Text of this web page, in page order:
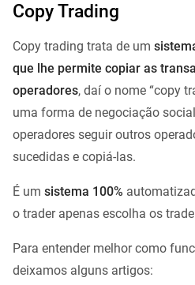
Copy Trading
Copy trading trata de um
que lhe permite copiar as
operadores, daí o nome “copy
uma forma de negociação
operadores seguir outros
sucedidas e copiá-las.
É um sistema 100%
o trader apenas escolha os
Para entender melhor como
deixamos alguns artigos: